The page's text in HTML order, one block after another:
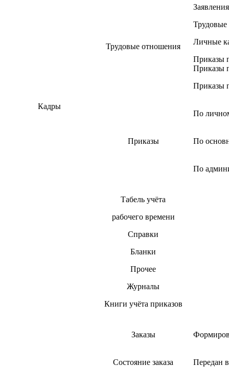
Кадры
Трудовые отношения
Заявления
Трудовые
Личные
Приказы
Приказы
Приказы
Приказы
По
По
По
Табель учёта
рабочего времени
Справки
Бланки
Прочее
Журналы
Книги учёта приказов
Заказы
Состояние заказа Передан